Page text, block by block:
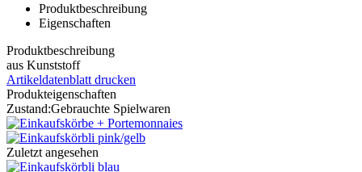
Produktbeschreibung
Eigenschaften
Produktbeschreibung
aus Kunststoff
Artikeldatenblatt drucken
Produkteigenschaften
Zustand:Gebrauchte Spielwaren
Zuletzt angesehen